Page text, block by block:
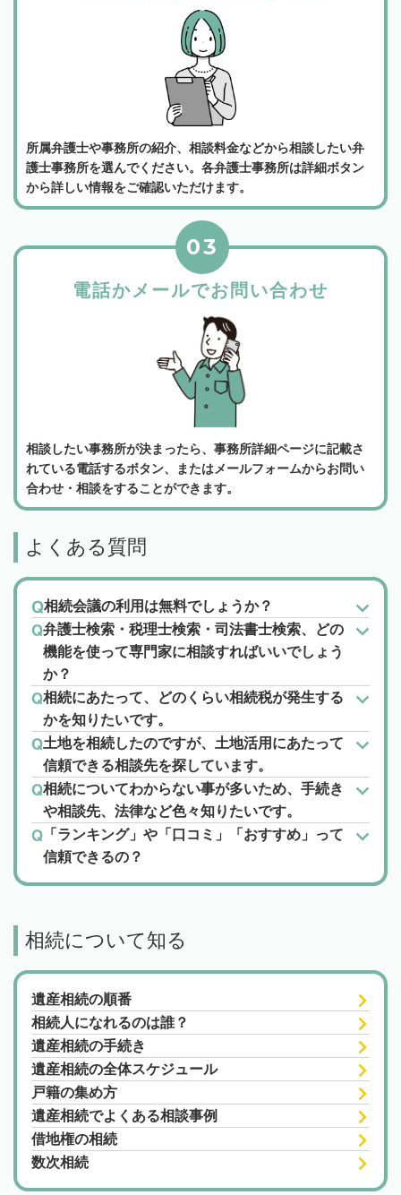
所属弁護士や事務所の紹介、相談料金などから相談したい弁
護士事務所を選んでください。各弁護士事務所は詳細ボタン
から詳しい情報をご確認いただけます。
電話かメールでお問い合わせ
03
相談したい事務所が決まったら、事務所詳細ページに記載さ
れている電話するボタン、またはメールフォームからお問い
合わせ・相談をすることができます。
よくある質問
相続会議の利用は無料でしょうか？
弁護士検索・税理士検索・司法書士検索、どの
機能を使って専門家に相談すればいいでしょう
か？
相続にあたって、どのくらい相続税が発生する
かを知りたいです。
土地を相続したのですが、土地活用にあたって
信頼できる相談先を探しています。
相続についてわからない事が多いため、手続き
や相談先、法律など色々知りたいです。
「ランキング」や「口コミ」「おすすめ」って
信頼できるの？
相続について知る
遺産相続の順番
相続人になれるのは誰？
遺産相続の手続き
遺産相続の全体スケジュール
戸籍の集め方
遺産相続でよくある相談事例
借地権の相続
数次相続